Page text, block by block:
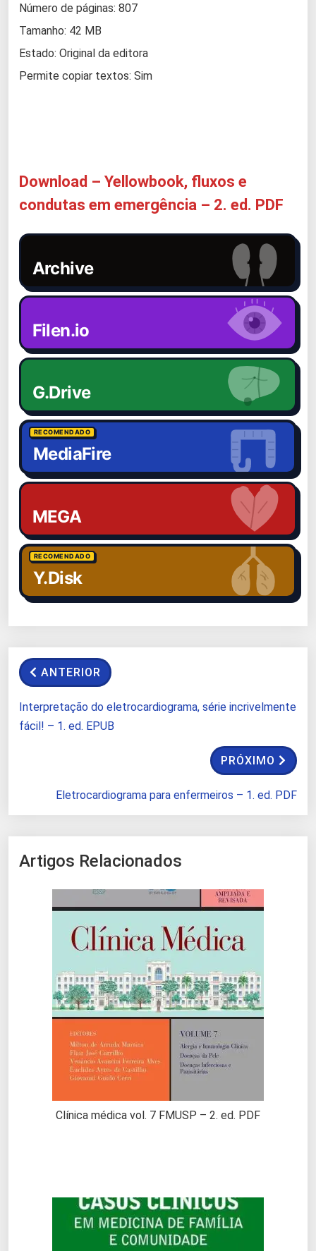
Número de páginas: 807
Tamanho: 42 MB
Estado: Original da editora
Permite copiar textos: Sim
Download – Yellowbook, fluxos e
condutas em emergência – 2. ed. PDF
Archive
Filen.io
G.Drive
RECOMENDADO
MediaFire
MEGA
RECOMENDADO
Y.Disk
ANTERIOR
Interpretação do eletrocardiograma, série incrivelmente
fácil! – 1. ed. EPUB
PRÓXIMO
Eletrocardiograma para enfermeiros – 1. ed. PDF
Artigos Relacionados
Clínica médica vol. 7 FMUSP – 2. ed. PDF